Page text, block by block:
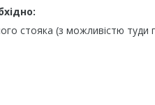
стояка (з можливістю туди